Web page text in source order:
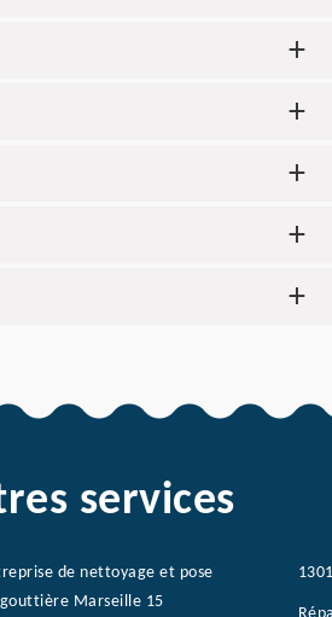
services
de nettoyage et pose
Marseille 15